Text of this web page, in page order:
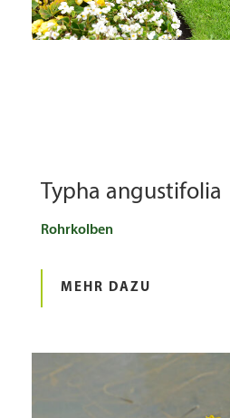
Typha angustifolia
Rohrkolben
MEHR DAZU